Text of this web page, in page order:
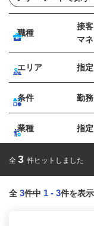
職種
接
マ
エリア 指
条件 勤
業種 指
全 3 件ヒットしました
全 3件中 1 - 3件を表示